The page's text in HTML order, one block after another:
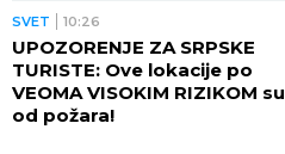
SVET 10:26
UPOZORENJE ZA SRPSKE
TURISTE: Ove lokacije po
VEOMA VISOKIM RIZIKOM su
od požara!